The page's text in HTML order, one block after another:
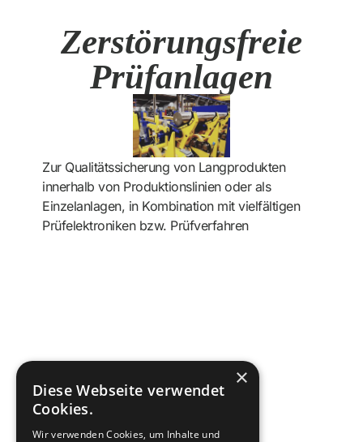
Zerstörungsfreie
Prüfanlagen
Zur Qualitätssicherung von Langprodukten
innerhalb von Produktionslinien oder als
Einzelanlagen, in Kombination mit vielfältigen
Prüfelektroniken bzw. Prüfverfahren
×
Diese Webseite verwendet
Cookies.
Wir verwenden Cookies, um Inhalte und